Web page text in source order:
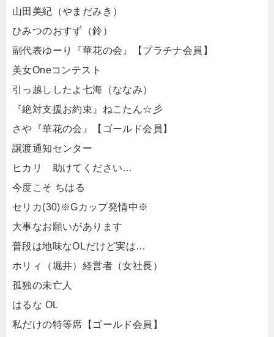
山田美紀（やまだみき）
ひみつのおすず（鈴）
副代表ゆーり『華花の会』【プラチナ会員】
美女Oneコンテスト
引っ越ししたよ七海（ななみ）
『絶対支援お約束』ねこたん☆彡
さや『華花の会』【ゴールド会員】
譲渡通知センター
ヒカリ 助けてください…
今度こそ ちはる
セリカ(30)※Gカップ発情中※
大事なお願いがあります
普段は地味なOLだけど実は…
ホリィ（堀井）経営者（女社長）
孤独の未亡人
はるな OL
私だけの特等席【ゴールド会員】